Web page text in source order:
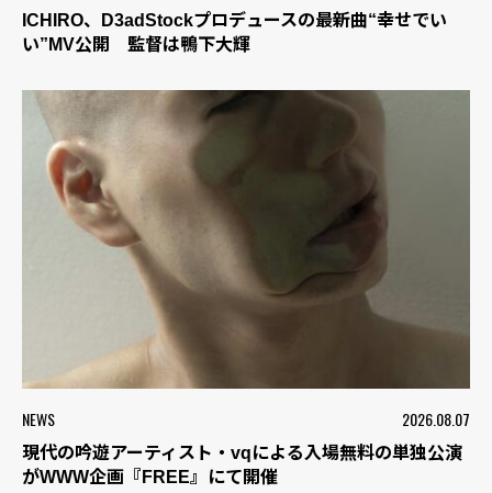
ICHIRO、D3adStockプロデュースの最新曲“幸せでい
い”MV公開 監督は鴨下大輝
NEWS 2026.08.07
現代の吟遊アーティスト・vqによる入場無料の単独公演
がWWW企画『FREE』にて開催